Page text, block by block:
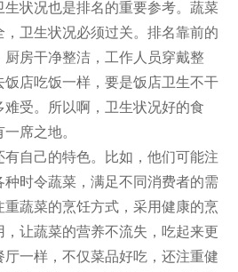
生状况也是排名的重要参考。蔬菜
卫生状况必须过关。排名靠前的
房干净整洁，工作人员穿戴整
店吃饭一样，要是饭店卫生不干
受。所以啊，卫生状况好的食
席之地。
自己的特色。比如，他们可能注
时令蔬菜，满足不同消费者的需
蔬菜的烹饪方式，采用健康的烹
让蔬菜的营养不流失，吃起来更
一样，不仅菜品好吃，还注重健